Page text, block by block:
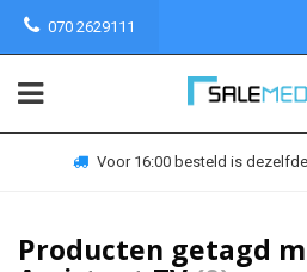
070 2629111
Voor 16:00 besteld is
Producten getagd